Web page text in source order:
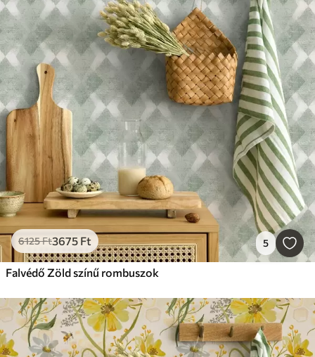
6125Ft3675 Ft 5
Falvédő Zöld színű rombuszok